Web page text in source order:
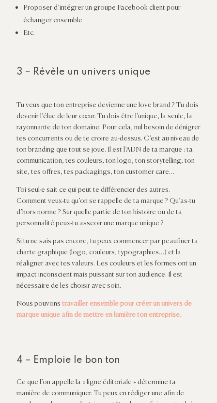
Proposer d’intégrer un groupe Facebook client pour
échanger ensemble
Etc.
3 – Révèle un univers unique
Tu veux que ton entreprise devienne une love brand ? Tu dois
devenir l’élue de leurcœur. Tu dois être l’unique, la seule, la
rayonnante de ton domaine. Pour cela, nul besoin de dénigrer
tes concurrents ou de te croire au-dessus. C’est au niveau de
ton branding que tout se joue. Il est l’ADN de ta marque : ta
communication, tes couleurs, ton logo, ton storytelling, ton
site, tes offres, tes packagings, ton customer care…
Toi seul·e sait ce qui peut te différencier des autres.
Comment veux-tu qu’on se rappelle de ta marque ? Qu’as-tu
d’hors norme ? Sur quelle partie de ton histoire ou de ta
personnalité peux-tu asseoir une marque unique ?
Si tu ne sais pas encore, tu peux commencer par peaufiner ta
charte graphique (logo, couleurs, typographies…) et la
réaligner avec tes valeurs. Les couleurs et les formes ont un
impact inconscient mais puissant sur ton audience. Il est
nécessaire de les choisir avec soin.
Nous pouvons travailler ensemble pour créer un univers de
marque unique afin de mettre en lumière ton entreprise.
4 – Emploie le bon ton
Ce que l’on appelle la « ligne éditoriale » détermine ta
manière de communiquer. Tu peux en rédiger une afin de